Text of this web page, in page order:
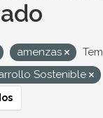
amenzas
Sostenible